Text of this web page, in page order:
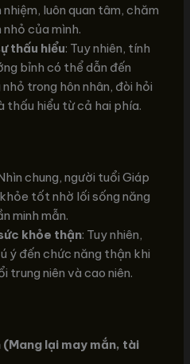
luôn quan tâm, chăm
của mình.
thấu hiểu: Tuy nhiên, tính
bỉnh có thể dẫn đến
trong hôn nhân, đòi hỏi
thấu hiểu từ cả hai phía.
chung, người tuổi Giáp
tốt nhờ lối sống năng
minh mẫn.
khỏe thận: Tuy nhiên,
ý đến chức năng thận khi
trung niên và cao niên.
(Mang lại may mắn, tài